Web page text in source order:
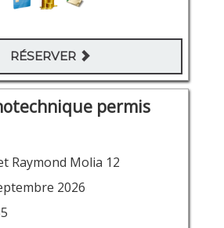
RÉSERVER
permis
Raymond Molia 12
2026